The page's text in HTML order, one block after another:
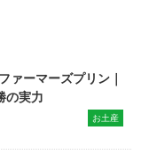
ァーマーズプリン｜
の実力
お土産